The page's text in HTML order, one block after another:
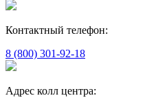
Контактный телефон:
8 (800) 301-92-18
Адрес колл центра: